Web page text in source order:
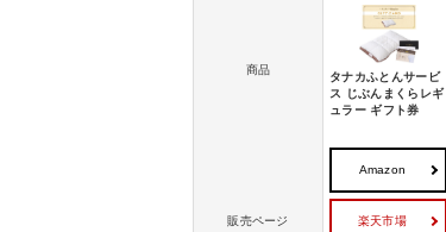
商品
タナカふとんサービ
ス じぶんまくらレギ
ュラー ギフト券
販売ページ
Amazon
楽天市場